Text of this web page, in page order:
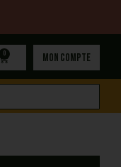
0 Mon compte